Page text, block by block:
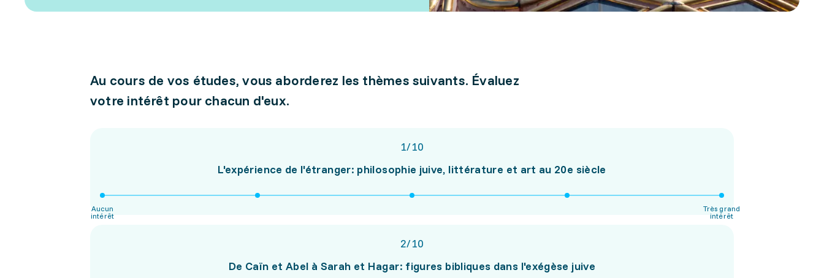
Au cours de vos études, vous aborderez les thèmes suivants. Évaluez
votre intérêt pour chacun d'eux.
1/10
L'expérience de l'étranger: philosophie juive, littérature et art au 20e siècle
Aucun
intérêt
Très grand
intérêt
2/10
De Caïn et Abel à Sarah et Hagar: figures bibliques dans l'exégèse juive